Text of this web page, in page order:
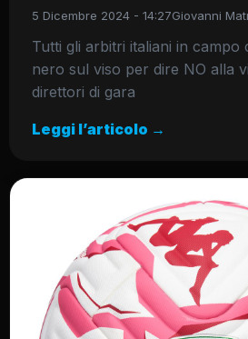
5 Dicembre 2024 - 14:27Giovanni
Tutti gli arbitri italiani in campo
nero sul viso per dire NO alla
direttori di gara
Leggi l’articolo →